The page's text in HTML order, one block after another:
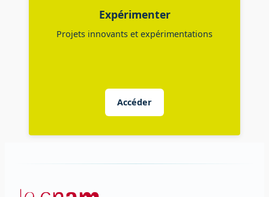
Expérimenter
Projets innovants et expérimentations
Accéder